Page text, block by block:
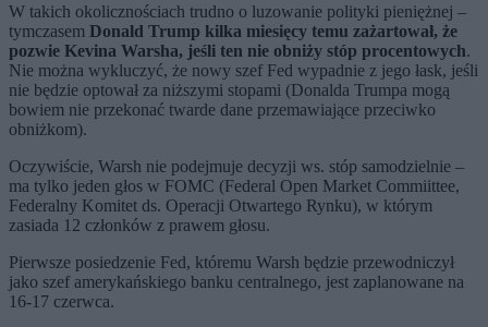
W takich okolicznościach trudno o luzowanie polityki pieniężnej –
tymczasem Donald Trump kilka miesięcy temu zażartował, że
pozwie Kevina Warsha, jeśli ten nie obniży stóp procentowych.
Nie można wykluczyć, że nowy szef Fed wypadnie z jego łask, jeśli
nie będzie optował za niższymi stopami (Donalda Trumpa mogą
bowiem nie przekonać twarde dane przemawiające przeciwko
obniżkom).
Oczywiście, Warsh nie podejmuje decyzji ws. stóp samodzielnie –
ma tylko jeden głos w FOMC (Federal Open Market Commiittee,
Federalny Komitet ds. Operacji Otwartego Rynku), w którym
zasiada 12 członków z prawem głosu.
Pierwsze posiedzenie Fed, któremu Warsh będzie przewodniczył
jako szef amerykańskiego banku centralnego, jest zaplanowane na
16-17 czerwca.